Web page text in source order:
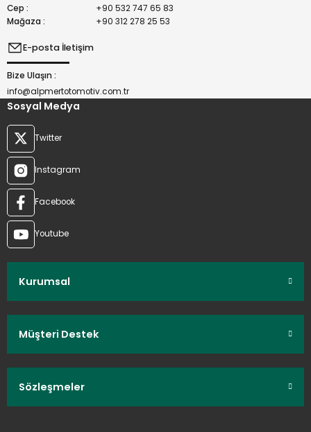
Cep :
+90 532 747 65 83
Mağaza :
+90 312 278 25 53
E-posta İletişim
Bize Ulaşın :
info@alpmertotomotiv.com.tr
Sosyal Medya
Twitter
Instagram
Facebook
Youtube
Kurumsal
Müşteri Destek
Sözleşmeler